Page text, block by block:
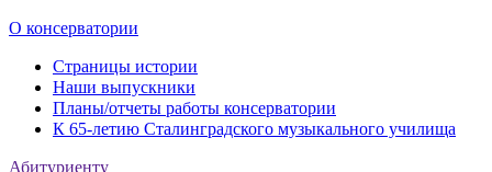
О консерватории
Страницы истории
Наши выпускники
Планы/отчеты работы консерватории
К 65-летию Сталинградского музыкального училища
Абитуриенту